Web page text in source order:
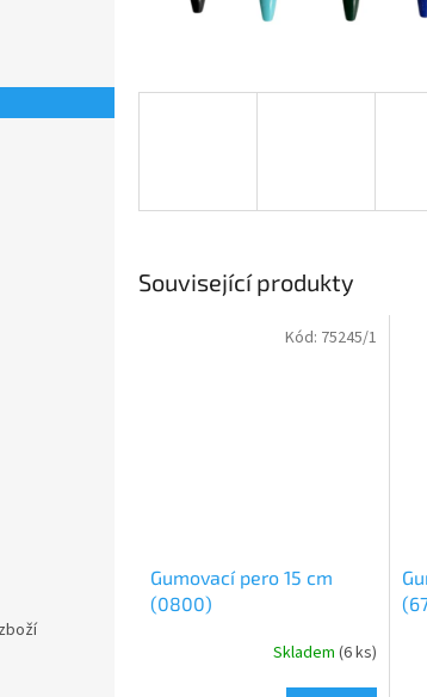
Související produkty
Gumovací pero 15 cm
(0800)
Skladem (6 ks)
Kód: 75245/1